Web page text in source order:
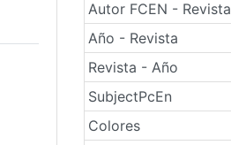
Autor FCEN - Revista
Año - Revista
Revista - Año
SubjectPcEn
Colores